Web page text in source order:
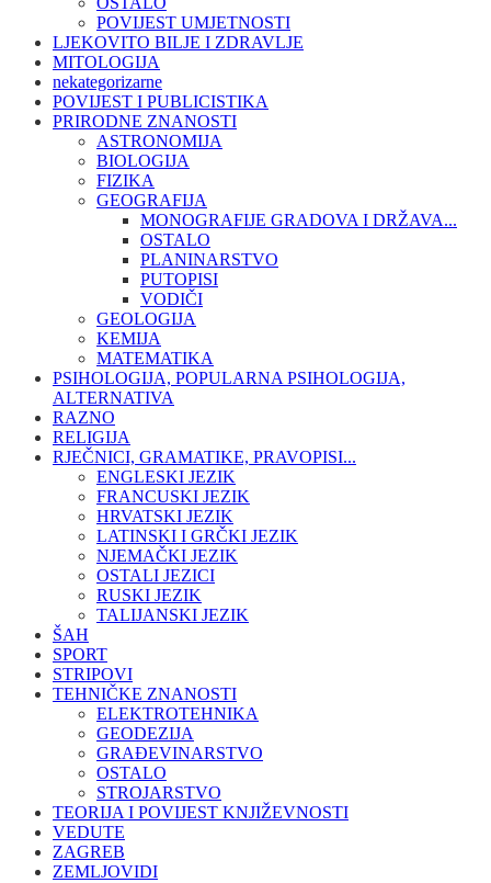
POVIJEST UMJETNOSTI
LJEKOVITO BILJE I ZDRAVLJE
MITOLOGIJA
nekategorizarne
POVIJEST I PUBLICISTIKA
PRIRODNE ZNANOSTI
ASTRONOMIJA
BIOLOGIJA
FIZIKA
GEOGRAFIJA
MONOGRAFIJE GRADOVA I DRŽAVA...
OSTALO
PLANINARSTVO
PUTOPISI
VODIČI
GEOLOGIJA
KEMIJA
MATEMATIKA
PSIHOLOGIJA, POPULARNA PSIHOLOGIJA,
ALTERNATIVA
RAZNO
RELIGIJA
RJEČNICI, GRAMATIKE, PRAVOPISI...
ENGLESKI JEZIK
FRANCUSKI JEZIK
HRVATSKI JEZIK
LATINSKI I GRČKI JEZIK
NJEMAČKI JEZIK
OSTALI JEZICI
RUSKI JEZIK
TALIJANSKI JEZIK
ŠAH
SPORT
STRIPOVI
TEHNIČKE ZNANOSTI
ELEKTROTEHNIKA
GEODEZIJA
GRAĐEVINARSTVO
OSTALO
STROJARSTVO
TEORIJA I POVIJEST KNJIŽEVNOSTI
VEDUTE
ZAGREB
ZEMLJOVIDI